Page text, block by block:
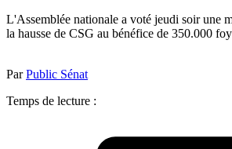
L'Assemblée nationale a voté jeudi soir une
la hausse de CSG au bénéfice de 350.000
ParPublic Sénat
Temps de lecture :